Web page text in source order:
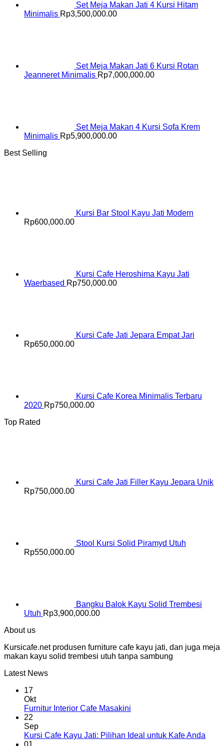
Set Meja Makan Jati 4 Kursi Hitam
Minimalis Rp3,500,000.00
Set Meja Makan Jati 6 Kursi Rotan
Jeanneret Minimalis Rp7,000,000.00
Set Meja Makan 4 Kursi Sofa Krem
Minimalis Rp5,900,000.00
Best Selling
Kursi Bar Stool Kayu Jati Modern
Rp600,000.00
Kursi Cafe Heroshima Kayu Jati
Waerbased Rp750,000.00
Kursi Cafe Jati Jepara Empat Jari
Rp650,000.00
Kursi Cafe Korea Minimalis Terbaru
2020 Rp750,000.00
Top Rated
Kursi Cafe Jati Filler Kayu Jepara Unik
Rp750,000.00
Stool Kursi Solid Piramyd Utuh
Rp550,000.00
Bangku Balok Kayu Solid Trembesi
Utuh Rp3,900,000.00
About us
Kursicafe.net produsen furniture cafe kayu jati, dan juga meja
makan kayu solid trembesi utuh tanpa sambung
Latest News
17
Okt
Furnitur Interior Cafe Masakini
22
Sep
Kursi Cafe Kayu Jati: Pilihan Ideal untuk Kafe Anda